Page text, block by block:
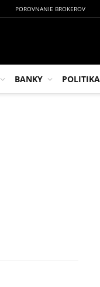
POROVNANIE BROKEROV
BANKY POLITIKA